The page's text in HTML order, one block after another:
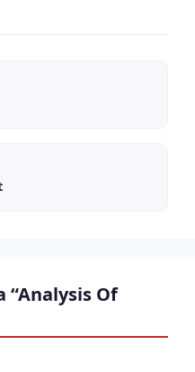
“Analysis Of